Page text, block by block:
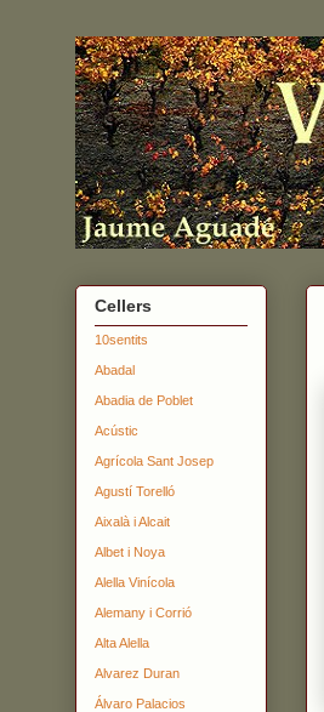
Cellers
10sentits
Abadal
Abadia de Poblet
Acústic
Agrícola Sant Josep
Agustí Torelló
Aixalà i Alcait
Albet i Noya
Alella Vinícola
Alemany i Corrió
Alta Alella
Alvarez Duran
Álvaro Palacios